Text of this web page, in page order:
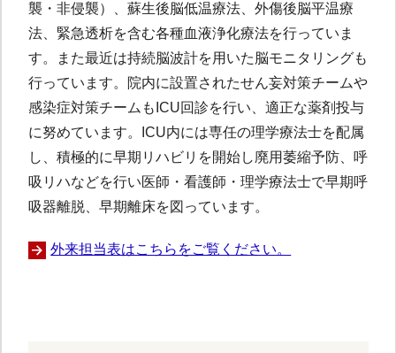
襲・非侵襲）、蘇生後脳低温療法、外傷後脳平温療
法、緊急透析を含む各種血液浄化療法を行っていま
す。また最近は持続脳波計を用いた脳モニタリングも
行っています。院内に設置されたせん妄対策チームや
感染症対策チームもICU回診を行い、適正な薬剤投与
に努めています。ICU内には専任の理学療法士を配属
し、積極的に早期リハビリを開始し廃用萎縮予防、呼
吸リハなどを行い医師・看護師・理学療法士で早期呼
吸器離脱、早期離床を図っています。
外来担当表はこちらをご覧ください。